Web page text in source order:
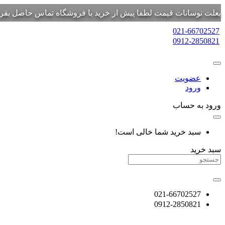
بعلت نوسانات قیمت لطفا پیش از خرید با فروشگاه تماس حاصل
021-66702527
0912-2850821
عضویت
ورود
ورود به حساب
سبد خرید شما خالی است!
سبد خرید
021-66702527
0912-2850821